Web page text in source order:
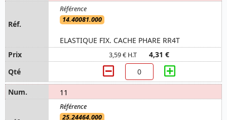
14.40081.000
ELASTIQUE FIX. CACHE PHARE RR4T
3,59 € H.T 4,31 €
11
25.24464.000